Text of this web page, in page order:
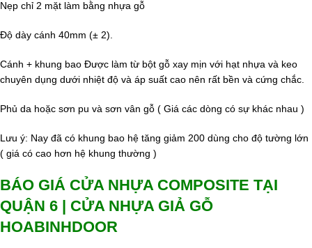
Nẹp chỉ 2 mặt làm bằng nhựa gỗ
Độ dày cánh 40mm (± 2).
Cánh + khung bao Được làm từ bột gỗ xay mịn với hạt nhựa và keo
chuyên dụng dưới nhiệt độ và áp suất cao nên rất bền và cứng chắc.
Phủ da hoặc sơn pu và sơn vân gỗ ( Giá các dòng có sự khác nhau )
Lưu ý: Nay đã có khung bao hệ tăng giảm 200 dùng cho độ tường lớn
( giá có cao hơn hệ khung thường )
BÁO GIÁ CỬA NHỰA COMPOSITE TẠI
QUẬN 6 | CỬA NHỰA GIẢ GỖ
HOABINHDOOR